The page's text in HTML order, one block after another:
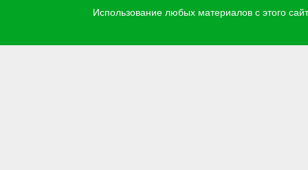
Использование любых материалов с этого